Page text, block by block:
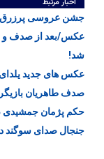
اخبار مرتبط
جشن عروسی پرزرق و
عکس/بعد از صدف و
شد!
عکس های جدید یلدای
صدف طاهریان
حکم پژمان جمشیدی
جنجال صدای سوگند